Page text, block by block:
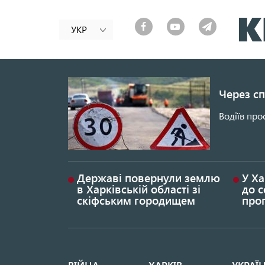
УКР
Через
Водіїв
Державі повернули землю
в Харківській області зі
скіфським городищем
У
до